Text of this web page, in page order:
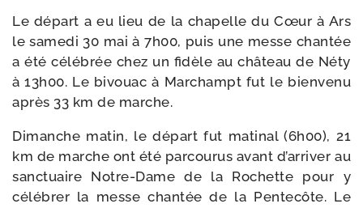
Le départ a eu lieu de la cha­pelle du Cœur à Ars
le same­di 30 mai à 7h00, puis une messe chan­tée
a été célé­brée chez un fidèle au châ­teau de Néty
à 13h00. Le bivouac à Marchampt fut le bien­ve­nu
après 33 km de marche.
Dimanche matin, le départ fut mati­nal (6h00), 21
km de marche ont été par­cou­rus avant d’ar­ri­ver au
sanc­tuaire Notre-​Dame de la Rochette pour y
célé­brer la messe chan­tée de la Pentecôte. Le